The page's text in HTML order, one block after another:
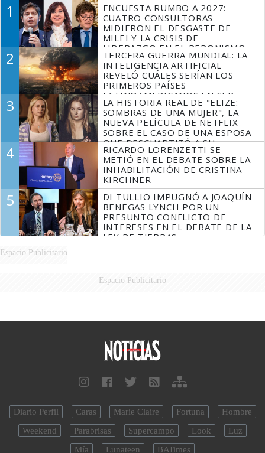
1
ENCUESTA RUMBO A 2027:
CUATRO CONSULTORAS
MIDIERON EL DESGASTE DE
MILEI Y LA CRISIS DE
LIDERAZGO EN EL PERONISMO
2
TERCERA GUERRA MUNDIAL: LA
INTELIGENCIA ARTIFICIAL
REVELÓ CUÁLES SERÍAN LOS
PRIMEROS PAÍSES
LATINOAMERICANOS EN SER
DERROTADOS
3
LA HISTORIA REAL DE "ELIZE:
SOMBRAS DE UNA MUJER", LA
NUEVA PELÍCULA DE NETFLIX
SOBRE EL CASO DE UNA ESPOSA
QUE DESCUARTIZÓ A SU
MARIDO
4
RICARDO LORENZETTI SE
METIÓ EN EL DEBATE SOBRE LA
INHABILITACIÓN DE CRISTINA
KIRCHNER
5
DI TULLIO IMPUGNÓ A JOAQUÍN
BENEGAS LYNCH POR UN
PRESUNTO CONFLICTO DE
INTERESES EN EL DEBATE DE LA
LEY DE TIERRAS
Espacio Publicitario
Espacio Publicitario
Diario Perfil Caras Marie Claire Fortuna
Hombre
Weekend
Parabrisas Supercampo Look
Luz
Mía
Lunateen BATimes